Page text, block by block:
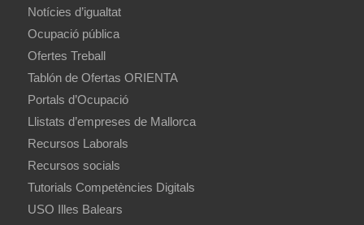
Notícies d’igualtat
Ocupació pública
Ofertes Treball
Tablón de Ofertas ORIENTA
Portals d’Ocupació
Llistats d’empreses de Mallorca
Recursos Laborals
Recursos socials
Tutorials Competències Digitals
USO Illes Balears